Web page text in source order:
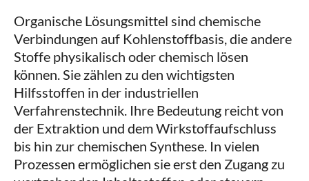
Organische Lösungsmittel sind chemische
Verbindungen auf Kohlenstoffbasis, die andere
Stoffe physikalisch oder chemisch lösen
können. Sie zählen zu den wichtigsten
Hilfsstoffen in der industriellen
Verfahrenstechnik. Ihre Bedeutung reicht von
der Extraktion und dem Wirkstoffaufschluss
bis hin zur chemischen Synthese. In vielen
Prozessen ermöglichen sie erst den Zugang zu